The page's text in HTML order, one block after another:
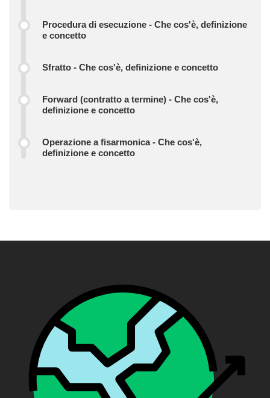
Procedura di esecuzione - Che cos'è, definizione
e concetto
Sfratto - Che cos'è, definizione e concetto
Forward (contratto a termine) - Che cos'è,
definizione e concetto
Operazione a fisarmonica - Che cos'è,
definizione e concetto